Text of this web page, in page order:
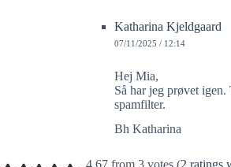
Katharina Kjeldgaard
07/11/2025 / 12:14
Hej Mia,
Så har jeg prøvet
spamfilter.
Bh Katharina